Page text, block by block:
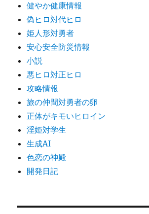
健やか健康情報
偽ヒロ対代ヒロ
姫人形対勇者
安心安全防災情報
小説
悪ヒロ対正ヒロ
攻略情報
旅の仲間対勇者の卵
正体がキモいヒロイン
淫姫対学生
生成AI
色恋の神殿
開発日記